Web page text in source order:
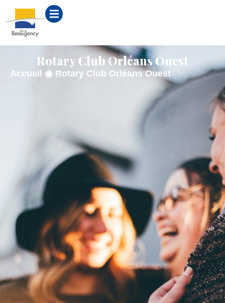
principal
Rotary Club Orléans Ouest
Accueil ◉ Rotary Club Orléans Ouest